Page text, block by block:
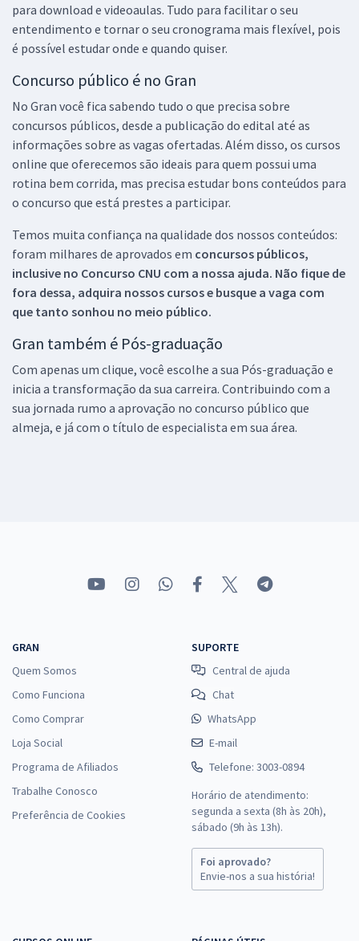
para download e videoaulas. Tudo para facilitar o seu
entendimento e tornar o seu cronograma mais flexível, pois
é possível estudar onde e quando quiser.
Concurso público é no Gran
No Gran você fica sabendo tudo o que precisa sobre
concursos públicos, desde a publicação do edital até as
informações sobre as vagas ofertadas. Além disso, os cursos
online que oferecemos são ideais para quem possui uma
rotina bem corrida, mas precisa estudar bons conteúdos para
o concurso que está prestes a participar.
Temos muita confiança na qualidade dos nossos conteúdos:
foram milhares de aprovados em concursos públicos,
inclusive no Concurso CNU com a nossa ajuda. Não fique de
fora dessa, adquira nossos cursos e busque a vaga com
que tanto sonhou no meio público.
Gran também é Pós-graduação
Com apenas um clique, você escolhe a sua Pós-graduação e
inicia a transformação da sua carreira. Contribuindo com a
sua jornada rumo a aprovação no concurso público que
almeja, e já com o título de especialista em sua área.
GRAN
Quem Somos
Como Funciona
Como Comprar
Loja Social
Programa de Afiliados
Trabalhe Conosco
Preferência de Cookies
SUPORTE
Central de ajuda
Chat
WhatsApp
E-mail
Telefone: 3003-0894
Horário de atendimento:
segunda a sexta (8h às 20h),
sábado (9h às 13h).
Foi aprovado?
Envie-nos a sua história!